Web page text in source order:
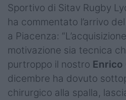
Sportivo di Sitav Rugby
ha commentato l’arrivo
a Piacenza:
motivazione sia tecnica
purtroppo il nostro Enrico
dicembre ha dovuto
chirurgico alla spalla,